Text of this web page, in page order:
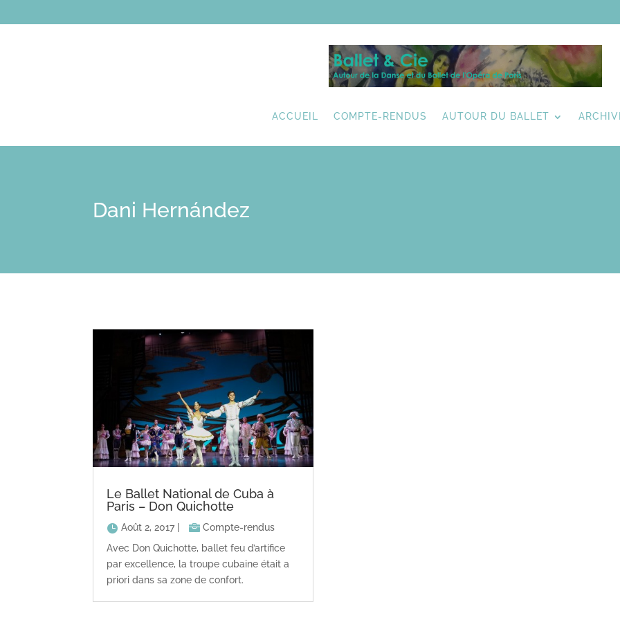
ACCUEIL COMPTE-RENDUS AUTOUR DU BALLET
Dani Hernández
Le Ballet National de Cuba à
Paris – Don Quichotte
Août 2, 2017|
Compte-rendus
Avec Don Quichotte, ballet feu d’artifice
par excellence, la troupe cubaine était a
priori dans sa zone de confort.